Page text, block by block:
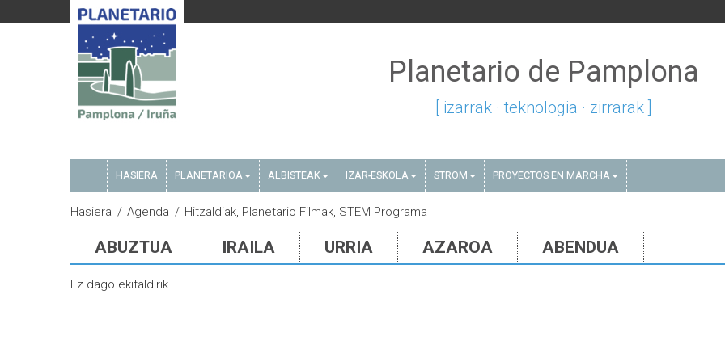
Planetario de Pamplona
[ izarrak · teknologia · zirrarak ]
HASIERA PLANETARIOA ALBISTEAK IZAR-ESKOLA STROM PROYECTOS EN MARCHA
Hasiera Agenda Hitzaldiak, Planetario Filmak, STEM Programa
ABUZTUA IRAILA URRIA AZAROA ABENDUA
Ez dago ekitaldirik.